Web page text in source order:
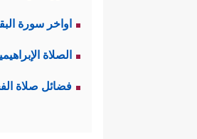
اواخر سورة
الصلاة
فضائل صلاة